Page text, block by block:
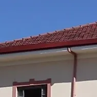
humanos,
financeiros
comunidade.
Auxiliar na
ampliação da
edificação,